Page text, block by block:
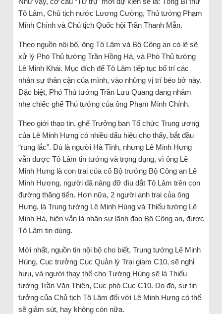
Tô Lâm, Chủ tịch nước Lương Cường, Thủ tướng Phạm
Minh Chính và Chủ tịch Quốc hội Trần Thanh Mẫn.
Theo nguồn nội bộ, ông Tô Lâm và Bộ Công an có lẽ sẽ
xử lý Phó Thủ tướng Trần Hồng Hà, và Phó Thủ tướng
Lê Minh Khái. Mục đích để Tô Lâm tiếp tục bố trí các
nhân sự thân cận của mình, vào những vị trí béo bở này.
Đặc biệt, Phó Thủ tướng Trần Lưu Quang đang nhăm
nhe chiếc ghế Thủ tướng của ông Phạm Minh Chính.
Theo giới thạo tin, ghế Trưởng ban Tổ chức Trung ương
của Lê Minh Hưng có nhiều dấu hiệu cho thấy, bắt đầu
“rung lắc”. Dù là người Hà Tĩnh, nhưng Lê Minh Hưng
vẫn được Tô Lâm tin tưởng và trọng dụng, vì ông Lê
Minh Hưng là con trai của cố Bộ trưởng Bộ Công an Lê
Minh Hương, người đã nâng đỡ dìu dắt Tô Lâm trên con
đường thăng tiến. Hơn nữa, 2 người anh trai của ông
Hưng, là Trung tướng Lê Minh Hùng và Thiếu tướng Lê
Minh Hà, hiện vẫn là nhân sự lãnh đạo Bộ Công an, được
Tô Lâm tin dùng.
Mới nhất, nguồn tin nội bộ cho biết, Trung tướng Lê Minh
Hùng, Cục trưởng Cục Quản lý Trại giam C10, sẽ nghỉ
hưu, và người thay thế cho Tướng Hùng sẽ là Thiếu
tướng Trần Văn Thiện, Cục phó Cục C10. Do đó, sự tin
tưởng của Chủ tịch Tô Lâm đối với Lê Minh Hưng có thể
sẽ giảm sút, hay không còn nữa.